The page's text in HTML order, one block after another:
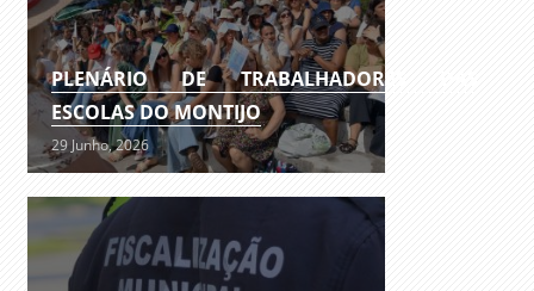
PLENÁRIO DE TRABALHADORES DAS
ESCOLAS DO MONTIJO
29 Junho, 2026